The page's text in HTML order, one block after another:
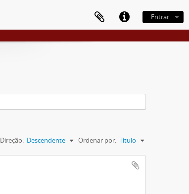
Entrar
Ordenar por: Título
Direção: Descendente